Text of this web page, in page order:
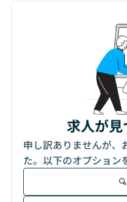
求人が見
申し訳ありませんが、
た。以下のオプション